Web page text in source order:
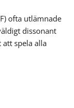
ofta utlämnade
dissonant
spela alla